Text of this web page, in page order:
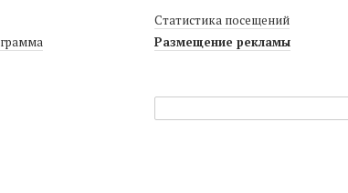
Статистика посещений
Размещение рекламы